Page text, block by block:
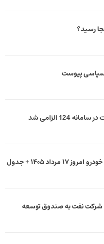
سپاسی پیوست
124 الزامی شد
مرداد ۱۴۰۵ + جدول